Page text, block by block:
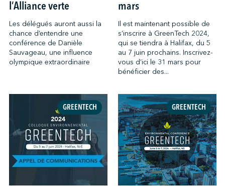
l’Alliance verte
Les délégués auront aussi la
chance d’entendre une
conférence de Danièle
Sauvageau, une influence
olympique extraordinaire
mars
Il est maintenant possible de
s’inscrire à GreenTech 2024,
qui se tiendra à Halifax, du 5
au 7 juin prochains. Inscrivez-
vous d’ici le 31 mars pour
bénéficier des...
GREENTECH GREENTECH